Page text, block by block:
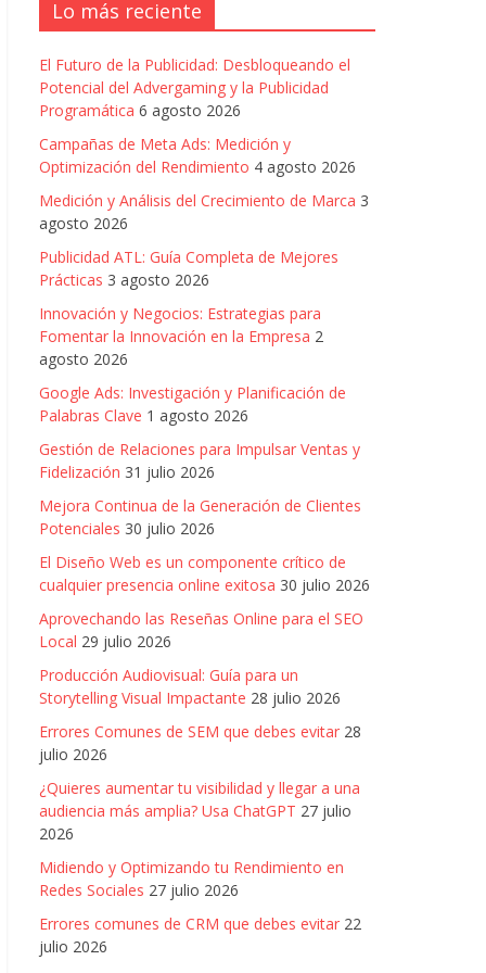
Lo más reciente
El Futuro de la Publicidad: Desbloqueando el
Potencial del Advergaming y la Publicidad
Programática 6 agosto 2026
Campañas de Meta Ads: Medición y
Optimización del Rendimiento 4 agosto 2026
Medición y Análisis del Crecimiento de Marca 3
agosto 2026
Publicidad ATL: Guía Completa de Mejores
Prácticas 3 agosto 2026
Innovación y Negocios: Estrategias para
Fomentar la Innovación en la Empresa 2
agosto 2026
Google Ads: Investigación y Planificación de
Palabras Clave 1 agosto 2026
Gestión de Relaciones para Impulsar Ventas y
Fidelización 31 julio 2026
Mejora Continua de la Generación de Clientes
Potenciales 30 julio 2026
El Diseño Web es un componente crítico de
cualquier presencia online exitosa 30 julio 2026
Aprovechando las Reseñas Online para el SEO
Local 29 julio 2026
Producción Audiovisual: Guía para un
Storytelling Visual Impactante 28 julio 2026
Errores Comunes de SEM que debes evitar 28
julio 2026
¿Quieres aumentar tu visibilidad y llegar a una
audiencia más amplia? Usa ChatGPT 27 julio
2026
Midiendo y Optimizando tu Rendimiento en
Redes Sociales 27 julio 2026
Errores comunes de CRM que debes evitar 22
julio 2026